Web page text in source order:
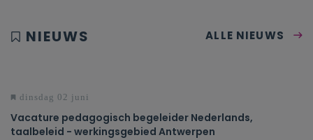
NIEUWS ALLE NIEUWS
dinsdag 02 juni
Vacature pedagogisch begeleider Nederlands,
taalbeleid - werkingsgebied Antwerpen